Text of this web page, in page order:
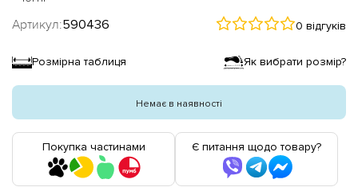
Артикул:590436 0 відгуків
Розмірна таблиця Як вибрати розмір?
Немає в наявності
Покупка частинами Є питання щодо товару?